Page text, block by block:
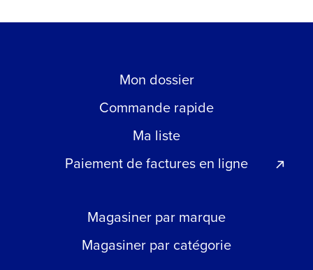
Mon dossier
Commande rapide
Ma liste
Paiement de factures en ligne
Magasiner par marque
Magasiner par catégorie